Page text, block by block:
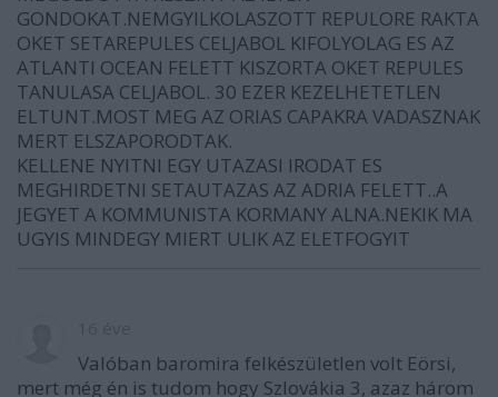
GONDOKAT.NEMGYILKOLASZOTT REPULORE RAKTA
OKET SETAREPULES CELJABOL KIFOLYOLAG ES AZ
ATLANTI OCEAN FELETT KISZORTA OKET REPULES
TANULASA CELJABOL. 30 EZER KEZELHETETLEN
ELTUNT.MOST MEG AZ ORIAS CAPAKRA VADASZNAK
MERT ELSZAPORODTAK.
KELLENE NYITNI EGY UTAZASI IRODAT ES
MEGHIRDETNI SETAUTAZAS AZ ADRIA FELETT..A
JEGYET A KOMMUNISTA KORMANY ALNA.NEKIK MA
UGYIS MINDEGY MIERT ULIK AZ ELETFOGYIT
Valóban baromira felkészületlen volt Eörsi,
mert még én is tudom hogy Szlovákia 3, azaz három